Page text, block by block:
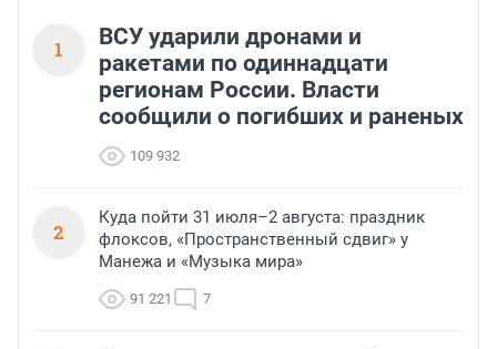
1
ВСУ ударили дронами и
ракетами по одиннадцати
регионам России. Власти
сообщили о погибших и раненых
109 932
2
Куда пойти 31 июля–2 августа: праздник
флоксов, «Пространственный сдвиг» у
Манежа и «Музыка мира»
91 221 7